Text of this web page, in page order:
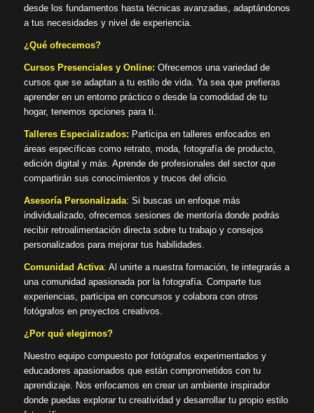
desde los fundamentos hasta técnicas avanzadas, adaptándonos
a tus necesidades y nivel de experiencia.
¿Qué ofrecemos?
Cursos Presenciales y Online: Ofrecemos una variedad de
cursos que se adaptan a tu estilo de vida. Ya sea que prefieras
aprender en un entorno práctico o desde la comodidad de tu
hogar, tenemos opciones para ti.
Talleres Especializados: Participa en talleres enfocados en
áreas específicas como retrato, moda, fotografía de producto,
edición digital y más. Aprende de profesionales del sector que
compartirán sus conocimientos y trucos del oficio.
Asesoría Personalizada: Si buscas un enfoque más
individualizado, ofrecemos sesiones de mentoría donde podrás
recibir retroalimentación directa sobre tu trabajo y consejos
personalizados para mejorar tus habilidades.
Comunidad Activa: Al unirte a nuestra formación, te integrarás a
una comunidad apasionada por la fotografía. Comparte tus
experiencias, participa en concursos y colabora con otros
fotógrafos en proyectos creativos.
¿Por qué elegirnos?
Nuestro equipo compuesto por fotógrafos experimentados y
educadores apasionados que están comprometidos con tu
aprendizaje. Nos enfocamos en crear un ambiente inspirador
donde puedas explorar tu creatividad y desarrollar tu propio estilo